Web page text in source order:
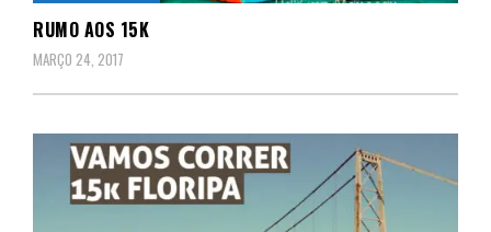
RUMO AOS 15K
MARÇO 24, 2017